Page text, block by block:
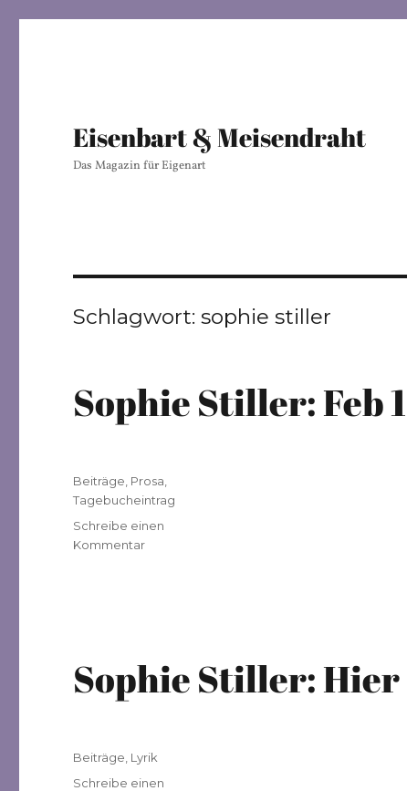
Eisenbart & Meisendraht
Das Magazin für Eigenart
Schlagwort:sophie stiller
Sophie Stiller: Feb
Veröffentlicht
am
Kategorien
Beiträge Prosa
Tagebucheintrag
Schreibe einen
Kommentarzu
Sophie Stiller: Hier
Veröffentlicht
am
Kategorien
Beiträge Lyrik
Schreibe einen